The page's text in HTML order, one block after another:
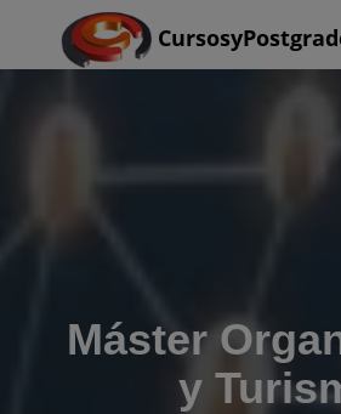
Máster
y